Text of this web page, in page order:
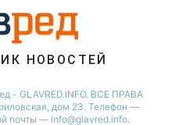
НОВОСТЕЙ
- GLAVRED.INFO. ВСЕ ПРАВА
дом 23. Телефон —
почты — info@glavred.info.